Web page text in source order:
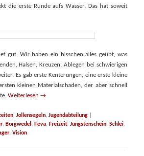
die erste Runde aufs Wasser. Das hat soweit
gut. Wir haben ein bisschen alles geübt, was
Halsen, Kreuzen, Ablegen bei schwierigen
Es gab erste Kenterungen, eine erste kleine
kleinen Materialschaden, der aber schnell
Weiterlesen→
,Jollensegeln,Jugendabteilung
, Borgwedel , Feva, Freizeit,Jüngstenschein,Schlei,
,Vision